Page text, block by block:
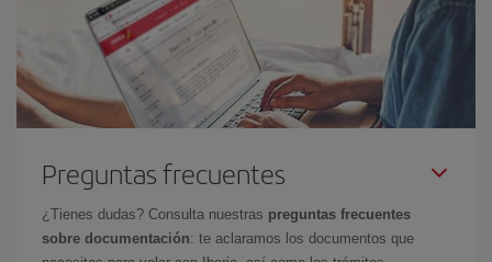
Preguntas frecuentes
¿Tienes dudas? Consulta nuestras preguntas frecuentes
sobre documentación: te aclaramos los documentos que